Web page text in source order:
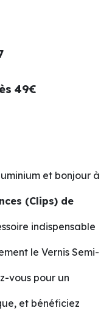
49€
et bonjour à
(Clips) de
indispensable
le Vernis Semi-
vous pour un
et bénéficiez